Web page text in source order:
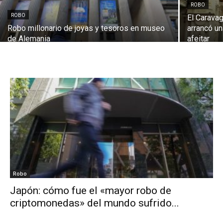
ROBO
Robo millonario de joyas y tesoros en museo
de Alemania
ROBO
El
arrancó
afeitar
Robo
Japón: cómo fue el «mayor robo de
criptomonedas» del mundo sufrido...